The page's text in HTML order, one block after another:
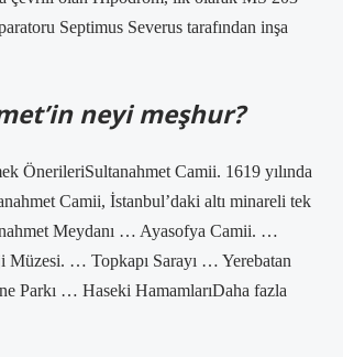
Septimus Severus tarafından inşa
neyi meşhur?
ÖnerileriSultanahmet Camii. 1619 yılında
Camii, İstanbul’daki altı minareli tek
Meydanı … Ayasofya Camii. …
Müzesi. … Topkapı Sarayı … Yerebatan
Parkı … Haseki HamamlarıDaha fazla